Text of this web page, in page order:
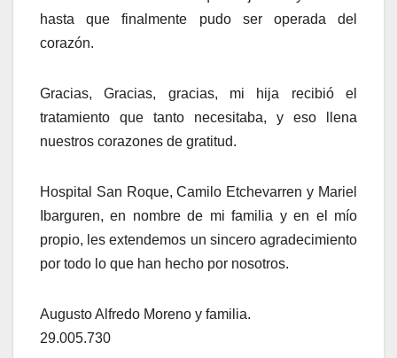
hasta que finalmente pudo ser operada del
corazón.
Gracias, Gracias, gracias, mi hija recibió el
tratamiento que tanto necesitaba, y eso llena
nuestros corazones de gratitud.
Hospital San Roque, Camilo Etchevarren y Mariel
Ibarguren, en nombre de mi familia y en el mío
propio, les extendemos un sincero agradecimiento
por todo lo que han hecho por nosotros.
Augusto Alfredo Moreno y familia.
29.005.730